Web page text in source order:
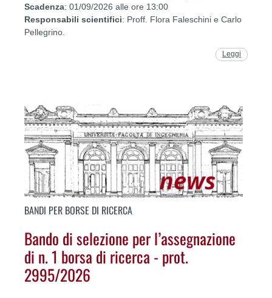
Scadenza: 01/09/2026 alle ore 13:00
Responsabili scientifici: Proff. Flora Faleschini e Carlo
Pellegrino.
Leggi
BANDI PER BORSE DI RICERCA
Bando di selezione per l’assegnazione
di n. 1 borsa di ricerca - prot.
2995/2026